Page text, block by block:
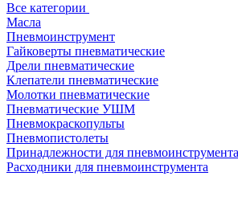
Все категории
Масла
Пневмоинструмент
Гайковерты пневматические
Дрели пневматические
Клепатели пневматические
Молотки пневматические
Пневматические УШМ
Пневмокраскопульты
Пневмопистолеты
Принадлежности для пневмоинструмента
Расходники для пневмоинструмента